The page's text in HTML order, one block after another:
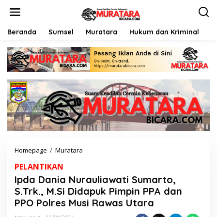
Beranda Sumsel Muratara Hukum dan Kriminal
Homepage / Muratara
a
D
a
n
PELANTIKAN
Ipda Dania Nurauliawati Sumarto,
S.Trk., M.Si Didapuk Pimpin PPA dan
PPO Polres Musi Rawas Utara